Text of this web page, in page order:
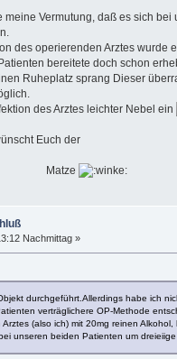
meine Vermutung, daß es sich
des operierenden Arztes
bereitete doch schon
Ruheplatz sprang Dieser
des Arztes leichter Nebel ein
Euch der
Nachmittag »
durchgeführt.Allerdings habe ich
verträglichere OP-Methode
(also ich) mit 20mg reinen
unseren beiden Patienten um